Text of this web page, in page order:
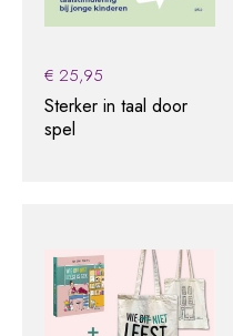
€ 25,95
Sterker in taal door
spel